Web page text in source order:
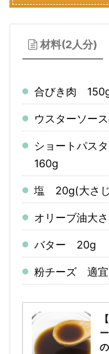
材料(2人分)
合びき肉
ウスターソー
ショートパス
160g
塩 20g(大さ
オリーブ油大
バター 20g
粉チーズ 適宜